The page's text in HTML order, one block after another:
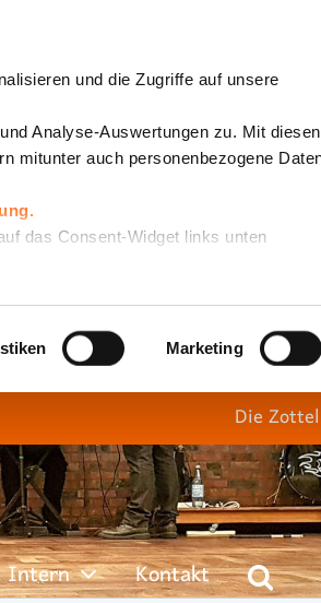
und die Zugriffe auf unsere
Analyse-Auswertungen zu. Mit diesen
mitunter auch personenbezogene
das Consent-Widget links unten
Marketing
Die
Intern Kontakt